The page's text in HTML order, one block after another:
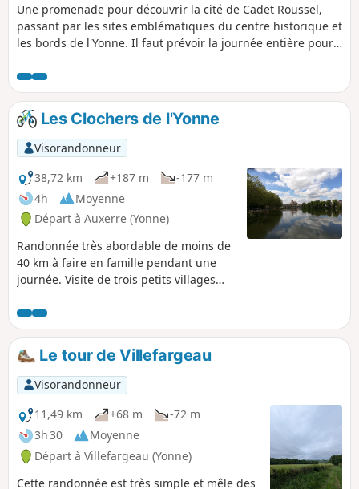
Une promenade pour découvrir la cité de Cadet Roussel,
passant par les sites emblématiques du centre historique et
les bords de l'Yonne. Il faut prévoir la journée entière pour
églises et les pauses au bord de l'Yonne.
Les Clochers de l'Yonne
Visorandonneur
38,72 km
+187 m
-177 m
4h
Moyenne
Départ à Auxerre (Yonne)
Randonnée très abordable de moins de
40 km à faire en famille pendant une
journée. Visite de trois petits villages
champs. Vous pourrez vous approcher
de 4 églises typiques de la vallée.Départ
de Auxerre, grande majorité de pistes
cyclables sur les bords de l'Yonne,
passage près des nombreuses écluses,
quelques chemins agricoles, quelques
portions de route dans les villages et un
très court échantillon de Nationale.
Le tour de Villefargeau
Visorandonneur
11,49 km
+68 m
-72 m
3h 30
Moyenne
Départ à Villefargeau (Yonne)
Cette randonnée est très simple et mêle des